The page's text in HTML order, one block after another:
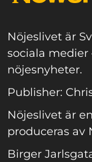
Nöjeslivet är
sociala medier
nöjesnyheter.
Publisher:
Nöjeslivet är
produceras av
Birger